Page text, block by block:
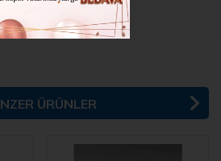
ÜRÜNLER